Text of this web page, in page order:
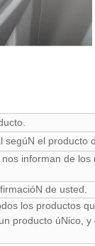
segúN el producto
informan de los
de usted.
los productos
producto úNico,